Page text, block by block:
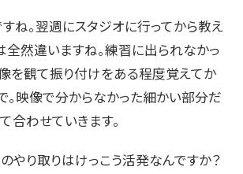
すね。翌週にスタジオに行ってから教え
全然違いますね。練習に出られなかっ
を観て振り付けをある程度覚えてか
。映像で分からなかった細かい部分だ
合わせていきます。
のやり取りはけっこう活発なんですか？